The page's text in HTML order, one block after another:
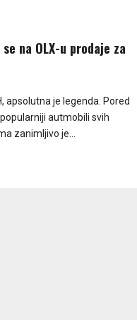
na OLX-u prodaje za
apsolutna je legenda. Pored
autmobili svih
zanimljivo je...